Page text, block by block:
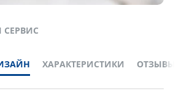
ХАРАКТЕРИСТИКИ ОТЗЫВЫ